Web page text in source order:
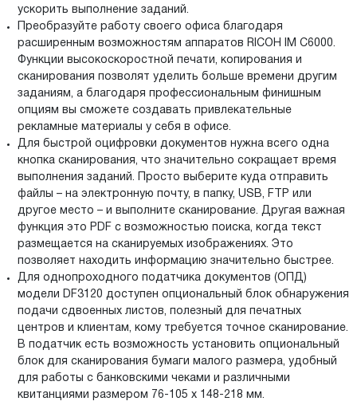
ускорить выполнение заданий.
Преобразуйте работу своего офиса благодаря
расширенным возможностям аппаратов RICOH IM C6000.
Функции высокоскоростной печати, копирования и
сканирования позволят уделить больше времени другим
заданиям, а благодаря профессиональным финишным
опциям вы сможете создавать привлекательные
рекламные материалы у себя в офисе.
Для быстрой оцифровки документов нужна всего одна
кнопка сканирования, что значительно сокращает время
выполнения заданий. Просто выберите куда отправить
файлы – на электронную почту, в папку, USB, FTP или
другое место – и выполните сканирование. Другая важная
функция это PDF с возможностью поиска, когда текст
размещается на сканируемых изображениях. Это
позволяет находить информацию значительно быстрее.
Для однопроходного податчика документов (ОПД)
модели DF3120 доступен опциональный блок обнаружения
подачи сдвоенных листов, полезный для печатных
центров и клиентам, кому требуется точное сканирование.
В податчик есть возможность установить опциональный
блок для сканирования бумаги малого размера, удобный
для работы с банковскими чеками и различными
квитанциями размером 76-105 x 148-218 мм.